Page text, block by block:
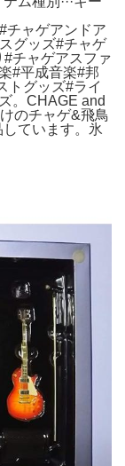
チャゲアンドア
グッズ#チャゲ
チャゲアスファ
#平成音楽#邦
トグッズ#ライ
。CHAGE and
のチャゲ&飛鳥
しています。氷